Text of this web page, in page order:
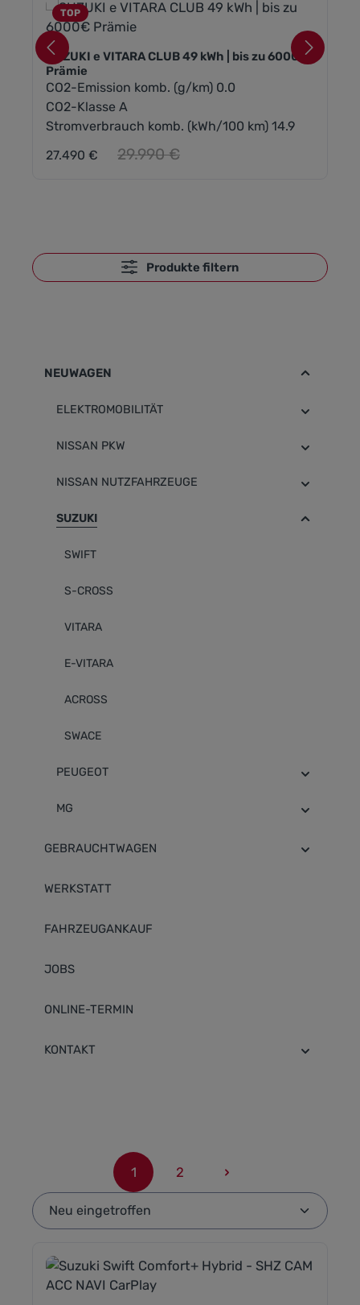
TOP
SUZUKI e VITARA CLUB 49 kWh | bis zu 6000€
Prämie
CO2-Emission komb. (g/km) 0.0
CO2-Klasse A
Stromverbrauch komb. (kWh/100 km) 14.9
Regulärer Preis:
27.490 € 29.990 €
Produkte filtern
NEUWAGEN
ELEKTROMOBILITÄT
NISSAN PKW
NISSAN NUTZFAHRZEUGE
SUZUKI
SWIFT
S-CROSS
VITARA
E-VITARA
ACROSS
SWACE
PEUGEOT
MG
GEBRAUCHTWAGEN
WERKSTATT
FAHRZEUGANKAUF
JOBS
ONLINE-TERMIN
KONTAKT
Seite
1
Seite
2